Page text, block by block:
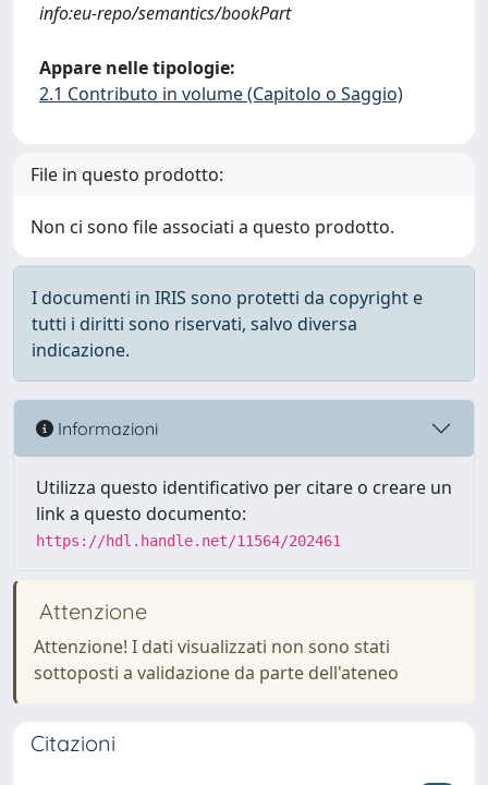
info:eu-repo/semantics/bookPart
Appare nelle tipologie:
2.1 Contributo in volume (Capitolo o Saggio)
File in questo prodotto:
Non ci sono file associati a questo prodotto.
I documenti in IRIS sono protetti da copyright e
tutti i diritti sono riservati, salvo diversa
indicazione.
Informazioni
Utilizza questo identificativo per citare o creare un
link a questo documento:
https://hdl.handle.net/11564/202461
Attenzione
Attenzione! I dati visualizzati non sono stati
sottoposti a validazione da parte dell'ateneo
Citazioni